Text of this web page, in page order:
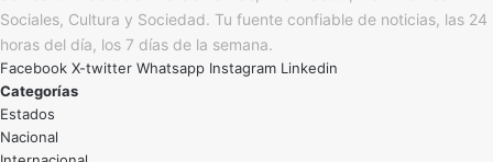
Sociales, Cultura y Sociedad. Tu fuente confiable de noticias, las 24
horas del día, los 7 días de la semana.
Facebook X-twitter Whatsapp Instagram Linkedin
Categorías
Estados
Nacional